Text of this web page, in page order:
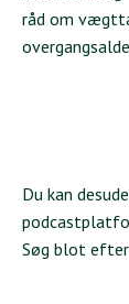
råd om
Du kan
Søg blot